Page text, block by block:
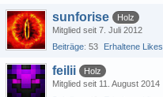
sunforise
Holz
Mitglied seit 7. Juli 2012
Beiträge 53 Erhaltene Likes
feilii
Holz
Mitglied seit 11. August 2014